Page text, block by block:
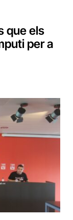
que els
per a